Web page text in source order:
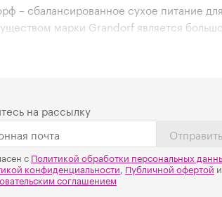
– сбалансированное сухое питание
марки Grandorf является
биологические потребности
зрении, весе.
вы можете в любом из магазинов сети
по вашему адресу.
на рассылку
Отправить
с Политикой обработки персональных
конфиденциальности, Публичной офертой и
соглашением